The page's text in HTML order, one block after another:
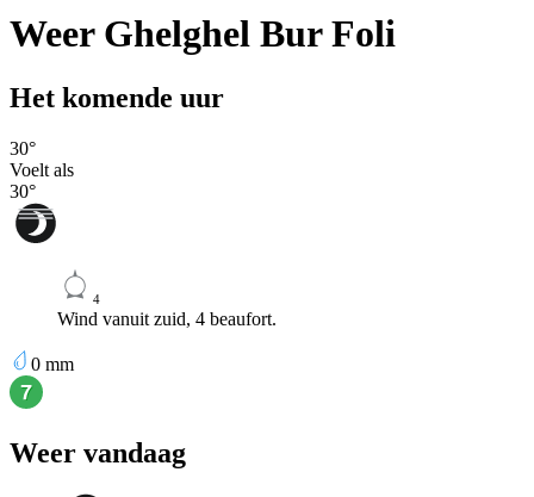
Weer Ghelghel Bur Foli
Het komende uur
30°
Voelt als
30°
4
Wind vanuit zuid, 4 beaufort.
0 mm
Weer vandaag